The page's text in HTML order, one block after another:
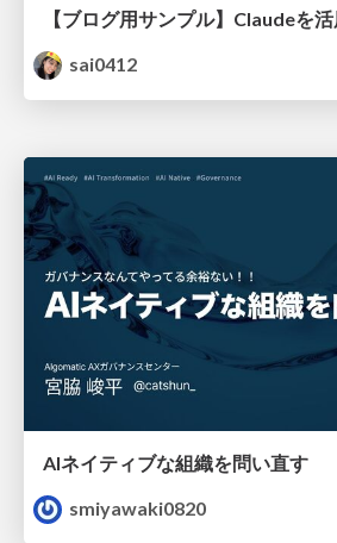
sai0412
AIネイティブな組織を問い直す
smiyawaki0820